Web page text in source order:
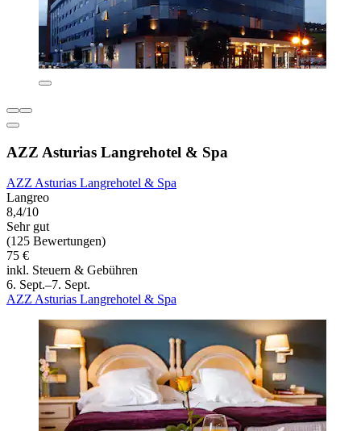
AZZ Asturias Langrehotel & Spa
AZZ Asturias Langrehotel & Spa
Langreo
8,4/10
Sehr gut
(125 Bewertungen)
75 €
inkl. Steuern & Gebühren
6. Sept.–7. Sept.
AZZ Asturias Langrehotel & Spa